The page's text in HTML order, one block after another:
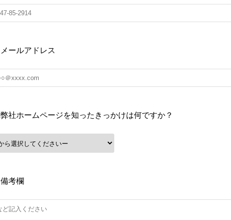
メールアドレス
弊社ホームページを知ったきっかけは何ですか？
備考欄